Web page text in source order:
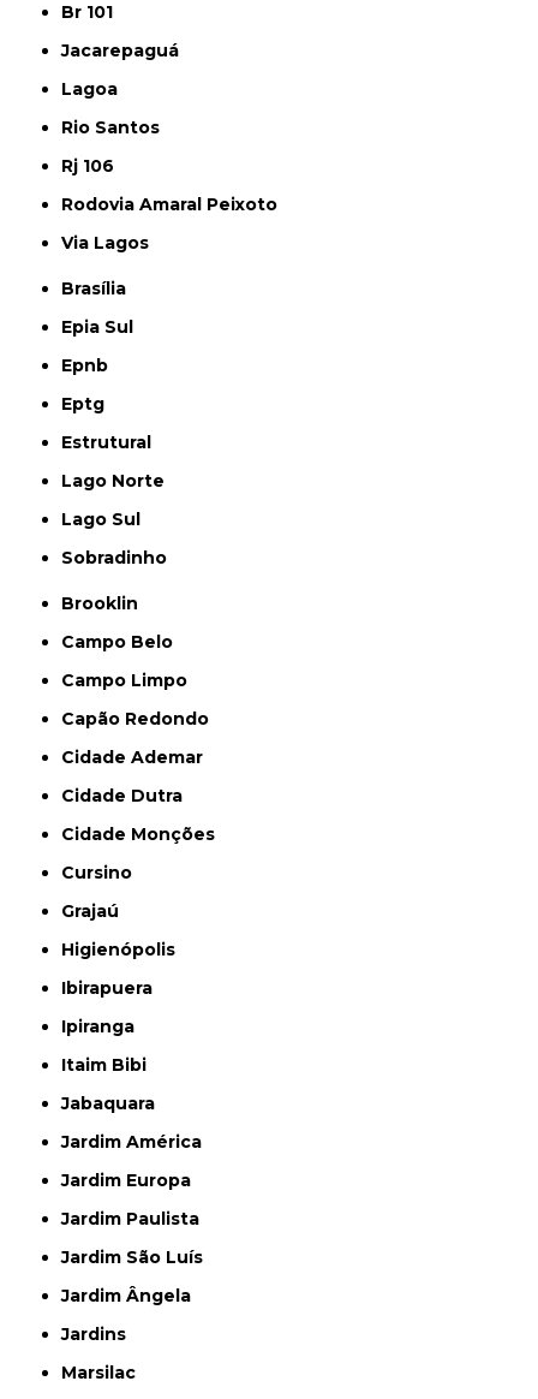
Br 101
Jacarepaguá
Lagoa
Rio Santos
Rj 106
Rodovia Amaral Peixoto
Via Lagos
Brasília
Epia Sul
Epnb
Eptg
Estrutural
Lago Norte
Lago Sul
Sobradinho
Brooklin
Campo Belo
Campo Limpo
Capão Redondo
Cidade Ademar
Cidade Dutra
Cidade Monções
Cursino
Grajaú
Higienópolis
Ibirapuera
Ipiranga
Itaim Bibi
Jabaquara
Jardim América
Jardim Europa
Jardim Paulista
Jardim São Luís
Jardim Ângela
Jardins
Marsilac